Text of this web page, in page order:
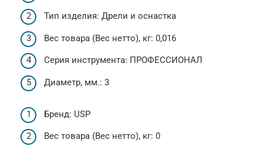
Тип изделия: Дрели и оснастка
Вес товара (Вес нетто), кг: 0,016
Серия инструмента: ПРОФЕССИОНАЛ
Диаметр, мм.: 3
Бренд: USP
Вес товара (Вес нетто), кг: 0